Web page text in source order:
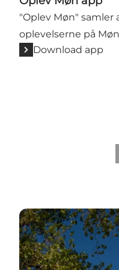
"Oplev Møn" samler
oplevelserne på
Download app
Book dit feriehus